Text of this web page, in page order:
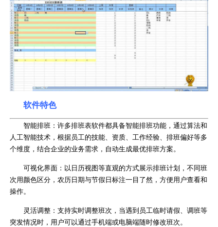
软件特色
智能排班：许多排班表软件都具备智能排班功能，通过算法和
人工智能技术，根据员工的技能、资质、工作经验、排班偏好等多
个维度，结合企业的业务需求，自动生成最优排班方案。
可视化界面：以日历视图等直观的方式展示排班计划，不同班
次用颜色区分，农历日期与节假日标注一目了然，方便用户查看和
操作。
灵活调整：支持实时调整班次，当遇到员工临时请假、调班等
突发情况时，用户可以通过手机端或电脑端随时修改班次。